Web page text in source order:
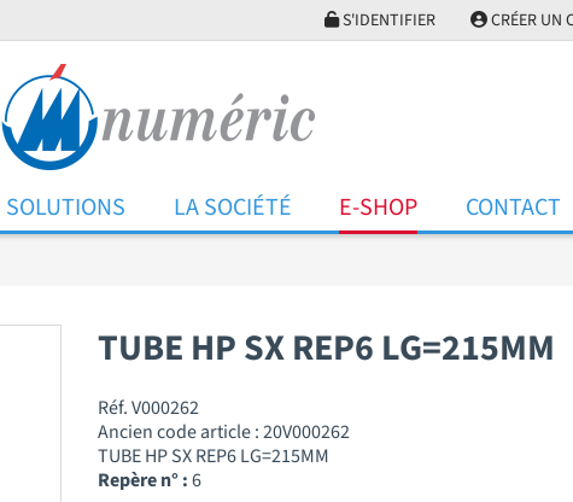
S'IDENTIFIER CRÉER UN
SOLUTIONS LA SOCIÉTÉ E-SHOP CONTACT
TUBE HP SX REP6 LG=215MM
Réf. V000262
Ancien code article : 20V000262
TUBE HP SX REP6 LG=215MM
Repère n° :6